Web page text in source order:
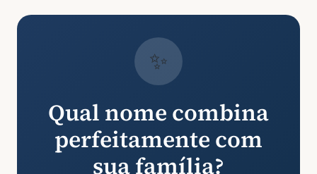
✨
Qual nome combina
perfeitamente com
sua família?